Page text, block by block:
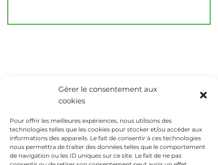
Gérer le consentement aux
cookies
Pour offrir les meilleures expériences, nous utilisons des
technologies telles que les cookies pour stocker et/ou accéder aux
informations des appareils. Le fait de consentir à ces technologies
nous permettra de traiter des données telles que le comportement
de navigation ou les ID uniques sur ce site. Le fait de ne pas